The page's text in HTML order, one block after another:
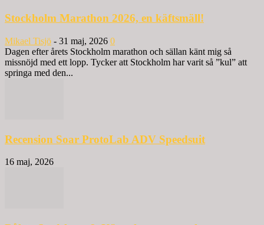
Stockholm Marathon 2026, en käftsmäll!
Mikael Tisjö - 31 maj, 2026 0
Dagen efter årets Stockholm marathon och sällan känt mig så
missnöjd med ett lopp. Tycker att Stockholm har varit så ”kul” att
springa med den...
Recension Soar ProtoLab ADV Speedsuit
16 maj, 2026